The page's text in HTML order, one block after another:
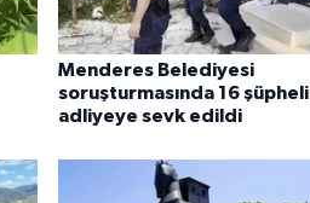
Menderes Belediyesi
soruşturmasında 16 şüpheli
adliyeye sevk edildi